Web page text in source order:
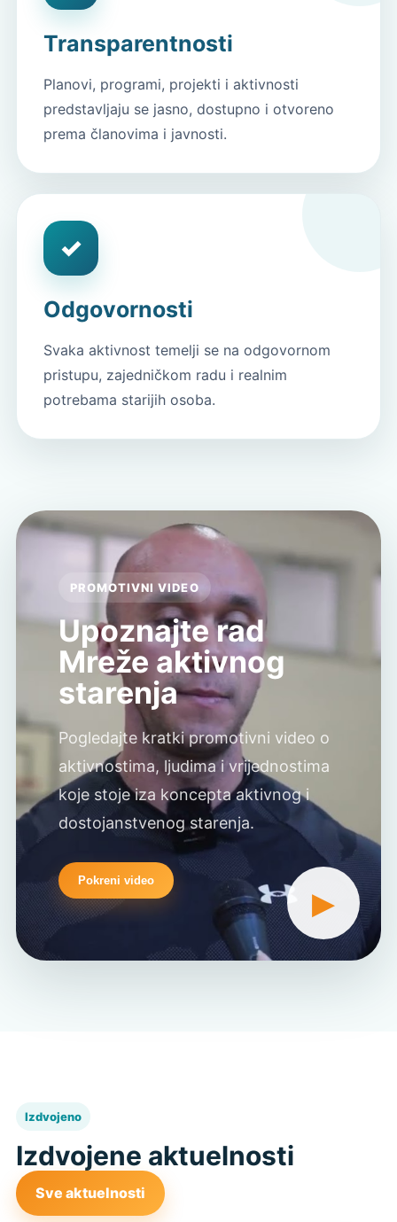
Transparentnosti
Planovi, programi, projekti i aktivnosti
predstavljaju se jasno, dostupno i otvoreno
prema članovima i javnosti.
✓
Odgovornosti
Svaka aktivnost temelji se na odgovornom
pristupu, zajedničkom radu i realnim
potrebama starijih osoba.
PROMOTIVNI VIDEO
Upoznajte rad
Mreže aktivnog
starenja
Pogledajte kratki promotivni video o
aktivnostima, ljudima i vrijednostima
koje stoje iza koncepta aktivnog i
dostojanstvenog starenja.
Pokreni video
▶
Izdvojeno
Izdvojene aktuelnosti
Sve aktuelnosti